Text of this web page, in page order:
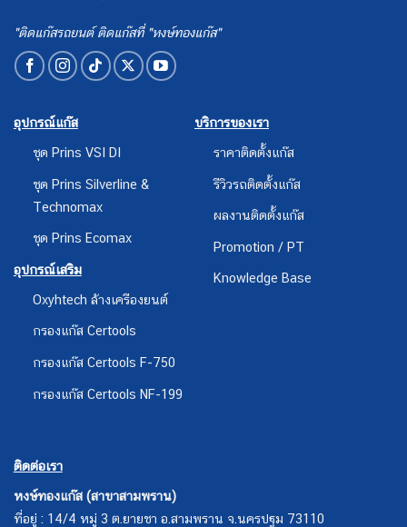
"ติดแก๊สรถยนต์ ติดแก๊สที่ "หงษ์ทองแก๊ส"
อุปกรณ์แก๊ส
ชุด Prins VSI DI
ชุด Prins Silverline &
Technomax
ชุด Prins Ecomax
อุปกรณ์เสริม
Oxyhtech ล้างเครืองยนต์
กรองแก๊ส Certools
กรองแก๊ส Certools F-750
กรองแก๊ส Certools NF-199
บริการของเรา
ราคาติดตั้งแก๊ส
รีวิวรถติดตั้งแก๊ส
ผลงานติดตั้งแก๊ส
Promotion / PT
Knowledge Base
ติดต่อเรา
หงษ์ทองแก๊ส (สาขาสามพราน)
ที่อยู่ : 14/4 หมู่ 3 ต.ยายชา อ.สามพราน จ.นครปฐม 73110